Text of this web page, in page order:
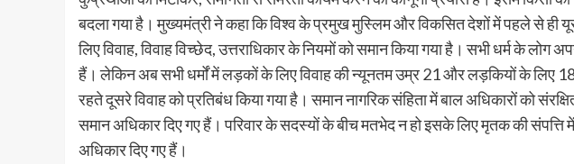
बदला गया है। मुख्यमंत्री ने कहा कि विश्व के प्रमुख मुस्लिम और विकसित देशों में पहले से ही
लिए विवाह, विवाह विच्छेद, उत्तराधिकार के नियमों को समान किया गया है। सभी धर्म के लोग
हैं। लेकिन अब सभी धर्मों में लड़कों के लिए विवाह की न्यूनतम उम्र 21 और लड़कियों के लिए 18
रहते दूसरे विवाह को प्रतिबंध किया गया है। समान नागरिक संहिता में बाल अधिकारों को
समान अधिकार दिए गए हैं। परिवार के सदस्यों के बीच मतभेद न हो इसके लिए मृतक की संपत्ति
अधिकार दिए गए हैं।